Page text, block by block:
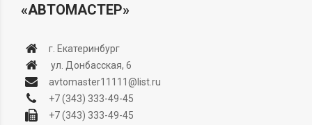
«АВТОМАСТЕР»
г. Екатеринбург
ул. Донбасская, 6
avtomaster11111@list.ru
+7 (343) 333-49-45
+7 (343) 333-49-45